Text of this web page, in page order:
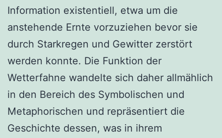
Information existentiell, etwa um die
anstehende Ernte vorzuziehen bevor sie
durch Starkregen und Gewitter zerstört
werden konnte. Die Funktion der
Wetterfahne wandelte sich daher allmählich
in den Bereich des Symbolischen und
Metaphorischen und repräsentiert die
Geschichte dessen, was in ihrem